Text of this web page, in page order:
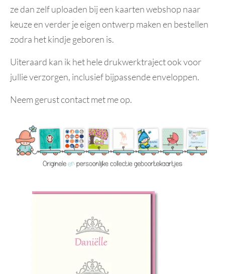
ze dan zelf uploaden bij een kaarten webshop naar
keuze en verder je eigen ontwerp maken en bestellen
zodra het kindje geboren is.
Uiteraard kan ik het hele drukwerktraject ook voor
jullie verzorgen, inclusief bijpassende enveloppen.
Neem gerust contact met me op.